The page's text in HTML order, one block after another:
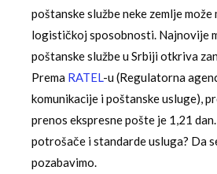
poštanske službe neke zemlje
logističkoj sposobnosti. Najnovije
poštanske službe u Srbiji otkriva
Prema RATEL-u (Regulatorna
komunikacije i poštanske usluge),
prenos ekspresne pošte je 1,21
potrošače i standarde usluga? Da
pozabavimo.